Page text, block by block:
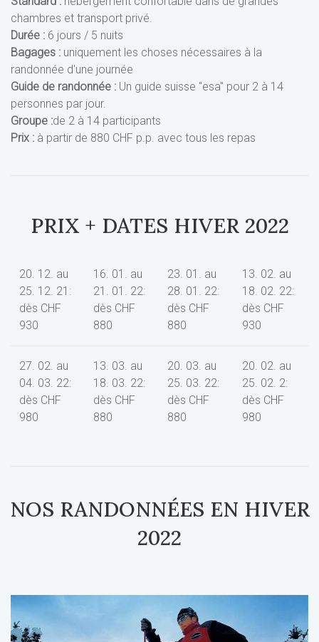
chambres et transport privé.
Durée : 6 jours / 5 nuits
Bagages : uniquement les choses nécessaires à la
randonnée d'une journée
Guide de randonnée : Un guide suisse "esa" pour 2 à 14
personnes par jour.
Groupe :de 2 à 14 participants
Prix : à partir de 880 CHF p.p. avec tous les repas
PRIX + DATES HIVER 2022
20. 12. au
25. 12. 21:
dès CHF
930
16. 01. au
21. 01. 22:
dès CHF
880
23. 01. au
28. 01. 22:
dès CHF
880
13. 02. au
18. 02. 22:
dès CHF
930
27. 02. au
04. 03. 22:
dès CHF
980
13. 03. au
18. 03. 22:
dès CHF
880
20. 03. au
25. 03. 22:
dès CHF
880
20. 02. au
25. 02. 2:
dès CHF
980
NOS RANDONNÉES EN HIVER
2022